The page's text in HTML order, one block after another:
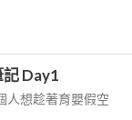
Day1
人想趁著育嬰假空